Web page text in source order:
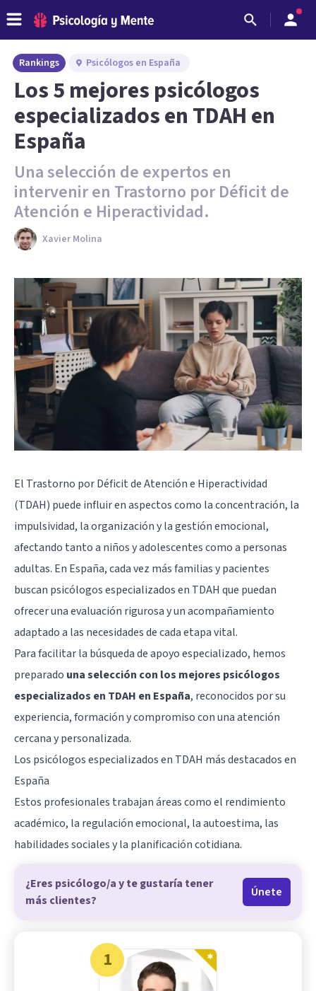
Rankings Psicólogos en España
Los 5 mejores psicólogos
especializados en TDAH en
España
Una selección de expertos en
intervenir en Trastorno por Déficit de
Atención e Hiperactividad.
Xavier Molina
El Trastorno por Déficit de Atención e Hiperactividad
(TDAH) puede influir en aspectos como la concentración, la
impulsividad, la organización y la gestión emocional,
afectando tanto a niños y adolescentes como a personas
adultas. En España, cada vez más familias y pacientes
buscan psicólogos especializados en TDAH que puedan
ofrecer una evaluación rigurosa y un acompañamiento
adaptado a las necesidades de cada etapa vital.
Para facilitar la búsqueda de apoyo especializado, hemos
preparado una selección con los mejores psicólogos
especializados en TDAH en España, reconocidos por su
experiencia, formación y compromiso con una atención
cercana y personalizada.
Los psicólogos especializados en TDAH más destacados en
España
Estos profesionales trabajan áreas como el rendimiento
académico, la regulación emocional, la autoestima, las
habilidades sociales y la planificación cotidiana.
¿Eres psicólogo/a y te gustaría tener
más clientes?
Únete
1